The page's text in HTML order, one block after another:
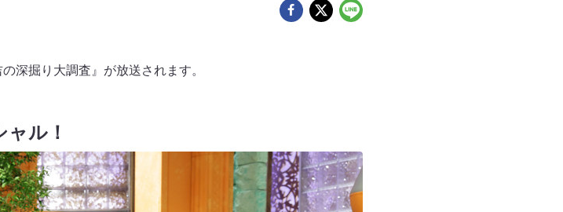
深掘り大調査』が放送されます。
ル！